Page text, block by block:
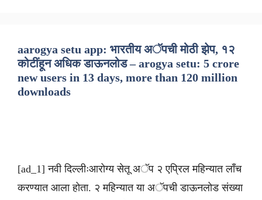
aarogya setu app: भारतीय अॅपची मोठी झेप, १२
कोटींहून अधिक डाऊनलोड – arogya setu: 5 crore
new users in 13 days, more than 120 million
downloads
[ad_1] नवी दिल्लीःआरोग्य सेतू अॅप २ एप्रिल महिन्यात लाँच
करण्यात आला होता. २ महिन्यात या अॅपची डाऊनलोड संख्या